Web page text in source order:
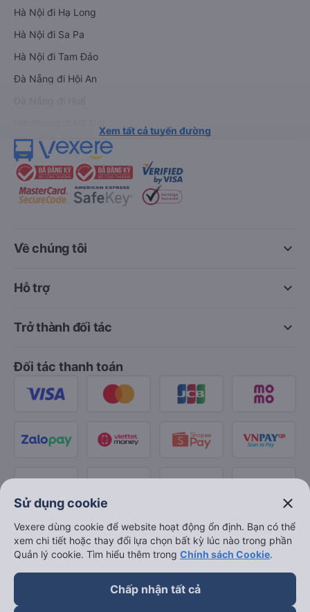
Hà Nội đi Hạ Long
Hà Nội đi Sa Pa
Hà Nội đi Tam Đảo
Đà Nẵng đi Hội An
Xem tất cả tuyến đường
keyboard_arrow_down
Về chúng tôi
keyboard_arrow_down
Hỗ trợ
keyboard_arrow_down
Trở thành đối tác
Đối tác thanh toán
Sử dụng cookie close
Vexere dùng cookie để website hoạt động ổn định. Bạn có thể
xem chi tiết hoặc thay đổi lựa chọn bất kỳ lúc nào trong phần
Quản lý cookie. Tìm hiểu thêm trong Chính sách Cookie.
Chấp nhận tất cả